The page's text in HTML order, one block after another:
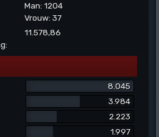
Man: 1204
Vrouw: 37
11.578,86
8.045
3.984
2.223
1.997